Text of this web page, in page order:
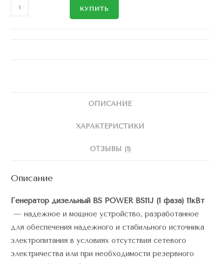
КУПИТЬ
ОПИСАНИЕ
ХАРАКТЕРИСТИКИ
ОТЗЫВЫ (1)
Описание
Генератор дизельный BS POWER BS11J (1 фаза) 11кВт
— надежное и мощное устройство, разработанное
для обеспечения надежного и стабильного источника
электропитания в условиях отсутствия сетевого
электричества или при необходимости резервного